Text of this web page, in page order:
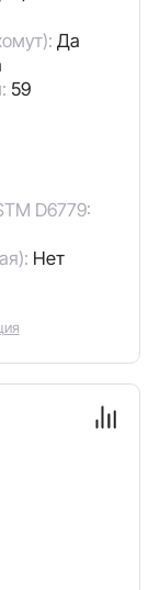
Да
59
D6779:
Нет